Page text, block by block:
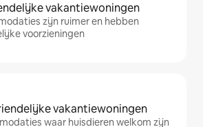
vakantiewoningen
zijn ruimer en hebben
voorzieningen
vakantiewoningen
waar huisdieren welkom zijn